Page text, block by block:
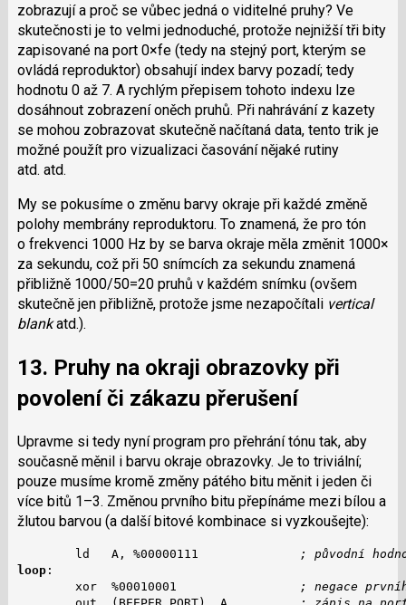
zobrazují a proč se vůbec jedná o viditelné pruhy? Ve
skutečnosti je to velmi jednoduché, protože nejnižší tři bity
zapisované na port 0×fe (tedy na stejný port, kterým se
ovládá reproduktor) obsahují index barvy pozadí; tedy
hodnotu 0 až 7. A rychlým přepisem tohoto indexu lze
dosáhnout zobrazení oněch pruhů. Při nahrávání z kazety
se mohou zobrazovat skutečně načítaná data, tento trik je
možné použít pro vizualizaci časování nějaké rutiny
atd. atd.
My se pokusíme o změnu barvy okraje při každé změně
polohy membrány reproduktoru. To znamená, že pro tón
o frekvenci 1000 Hz by se barva okraje měla změnit 1000×
za sekundu, což při 50 snímcích za sekundu znamená
přibližně 1000/50=20 pruhů v každém snímku (ovšem
skutečně jen přibližně, protože jsme nezapočítali vertical
blankatd.).
13. Pruhy na okraji obrazovky při
povolení či zákazu přerušení
Upravme si tedy nyní program pro přehrání tónu tak, aby
současně měnil i barvu okraje obrazovky. Je to triviální;
pouze musíme kromě změny pátého bitu měnit i jeden či
více bitů 1–3. Změnou prvního bitu přepínáme mezi bílou a
žlutou barvou (a další bitové kombinace si vyzkoušejte):
        ld   A, %00000111
; původní
loop:
        xor  %00010001
; negace